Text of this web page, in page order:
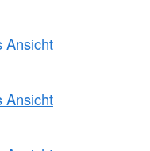
Ansicht
Ansicht